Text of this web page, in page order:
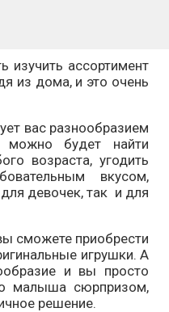
ассортимент
из дома, и это очень
вас разнообразием
можно будет найти
возраста, угодить
вкусом,
девочек, так и для
сможете приобрести
игрушки. А
и вы просто
малыша сюрпризом,
решение.